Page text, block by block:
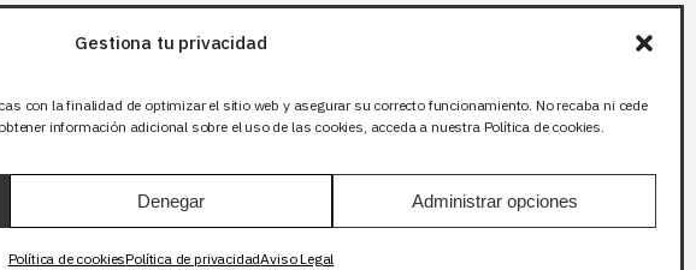
Gestiona tu privacidad
con la finalidad de optimizar el sitio web y asegurar su correcto funcionamiento. No recaba ni cede
información adicional sobre el uso de las cookies, acceda a nuestra Política de cookies.
Denegar Administrar opciones
Política de cookiesPolítica de privacidadAviso Legal
966 28 88
Mapa del Sitio
Aviso legal
privacidad
Facebook
LinkedIn